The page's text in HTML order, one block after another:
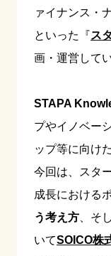
ァイナンス・
といった『ス
画・運営して
STAPA
プやイノベー
ップ等に向け
今回は、スタ
成長における
う考え方、そ
いてSOICO株